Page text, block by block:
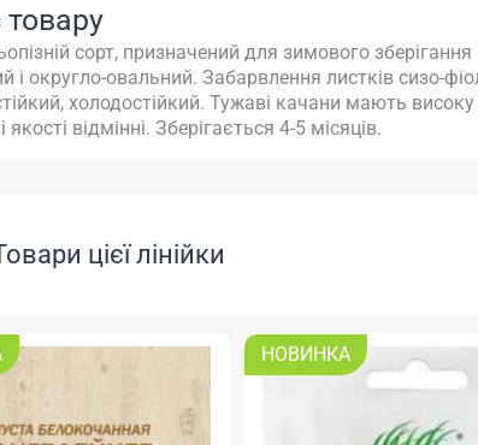
сорт, призначений для зимового
і округло-овальний. Забарвлення листків сизо-
холодостійкий. Тужаві качани мають високу
якості відмінні. Зберігається 4-5 місяців.
цієї лінійки
НОВИНКА